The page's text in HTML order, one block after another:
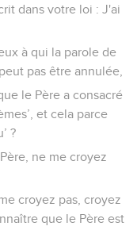
dans votre loi : J'ai
à qui la parole de
pas être annulée,
le Père a consacré
et cela parce
?
ne me croyez
croyez pas, croyez
que le Père est